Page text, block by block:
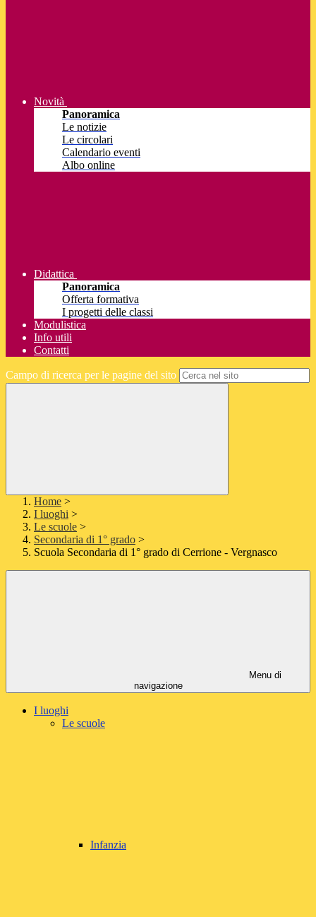
Novità
Panoramica
Le notizie
Le circolari
Calendario eventi
Albo online
Didattica
Panoramica
Offerta formativa
I progetti delle classi
Modulistica
Info utili
Contatti
Campo di ricerca per le pagine del sito
Home >
I luoghi >
Le scuole >
Secondaria di 1° grado >
Scuola Secondaria di 1° grado di Cerrione - Vergnasco
Menu di
navigazione
I luoghi
Le scuole
Infanzia